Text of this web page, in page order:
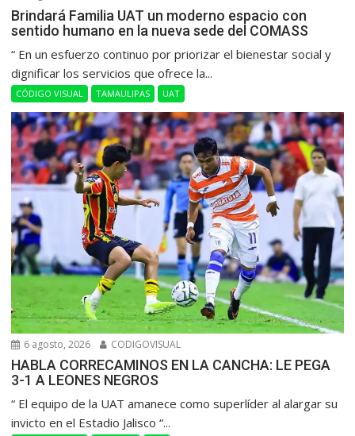
Brindará Familia UAT un moderno espacio con
sentido humano en la nueva sede del COMASS
“ En un esfuerzo continuo por priorizar el bienestar social y
dignificar los servicios que ofrece la...
CÓDIGO VISUAL TAMAULIPAS UAT
6 agosto, 2026 CODIGOVISUAL
HABLA CORRECAMINOS EN LA CANCHA: LE PEGA
3-1 A LEONES NEGROS
“ El equipo de la UAT amanece como superlíder al alargar su
invicto en el Estadio Jalisco “...